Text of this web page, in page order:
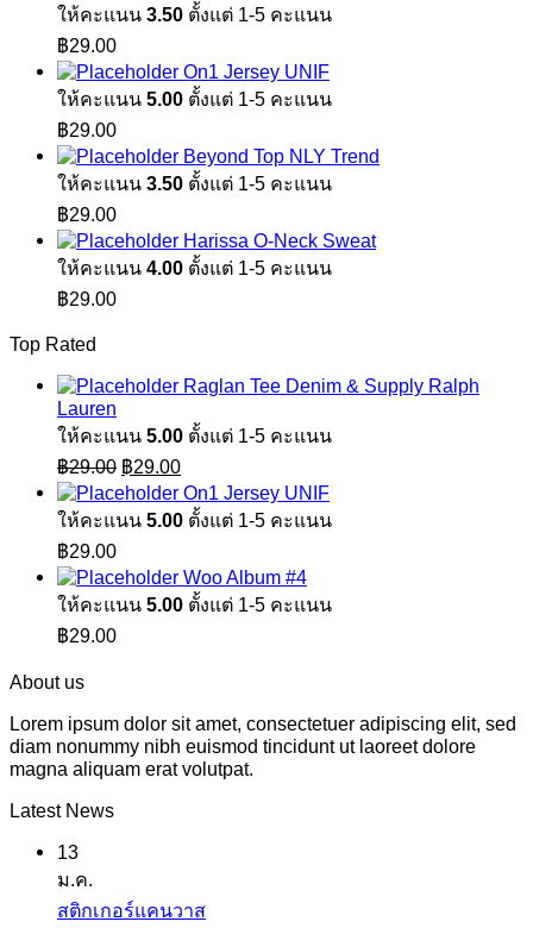
ให้คะแนน 3.50 ตั้งแต่ 1-5 คะแนน
฿29.00
On1 Jersey UNIF
ให้คะแนน 5.00 ตั้งแต่ 1-5 คะแนน
฿29.00
Beyond Top NLY Trend
ให้คะแนน 3.50 ตั้งแต่ 1-5 คะแนน
฿29.00
Harissa O-Neck Sweat
ให้คะแนน 4.00 ตั้งแต่ 1-5 คะแนน
฿29.00
Top Rated
Raglan Tee Denim & Supply Ralph
Lauren
ให้คะแนน 5.00 ตั้งแต่ 1-5 คะแนน
฿29.00 Original
price
was:
฿29.00.
฿29.00Current
price
is:
฿29.00.
On1 Jersey UNIF
ให้คะแนน 5.00 ตั้งแต่ 1-5 คะแนน
฿29.00
Woo Album #4
ให้คะแนน 5.00 ตั้งแต่ 1-5 คะแนน
฿29.00
About us
Lorem ipsum dolor sit amet, consectetuer adipiscing elit, sed
diam nonummy nibh euismod tincidunt ut laoreet dolore
magna aliquam erat volutpat.
Latest News
13
ม.ค.
สติกเกอร์แคนวาสไม่มี